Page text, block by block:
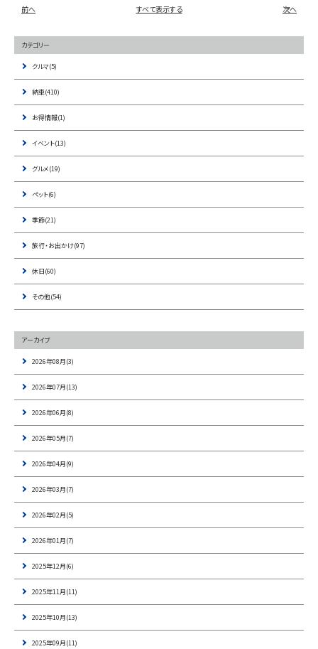
前へ すべて表示する 次へ
カテゴリー
クルマ(5)
納車(410)
お得情報(1)
イベント(13)
グルメ(19)
ペット(6)
季節(21)
旅行・お出かけ(97)
休日(60)
その他(54)
アーカイブ
2026年08月(3)
2026年07月(13)
2026年06月(8)
2026年05月(7)
2026年04月(9)
2026年03月(7)
2026年02月(5)
2026年01月(7)
2025年12月(6)
2025年11月(11)
2025年10月(13)
2025年09月(11)